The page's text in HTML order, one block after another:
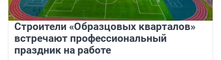
Строители «Образцовых кварталов»
встречают профессиональный
праздник на работе